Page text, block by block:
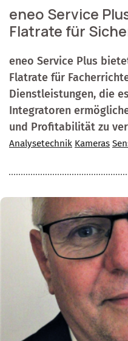
eneo Service
Flatrate für
eneo Service Plus
Flatrate für
Dienstleistungen, die
Integratoren
und Profitabilität zu
Analysetechnik Kameras